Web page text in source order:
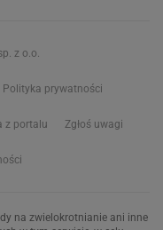
z o.o.
Polityka prywatności
z portalu Zgłoś uwagi
na zwielokrotnianie ani inne